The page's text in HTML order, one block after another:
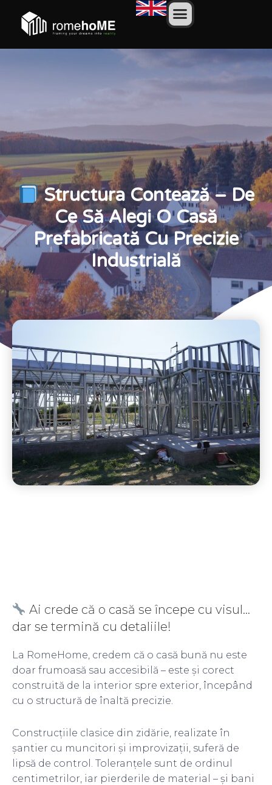
Structura Contează – De
Ce Să Alegi O Casă
Prefabricată Cu Precizie
Industrială
Ai crede că o casă se începe cu visul…
dar se termină cu detaliile!
La RomeHome, credem că o casă bună nu este
doar frumoasă sau accesibilă – este și corect
construită de la interior spre exterior, începând
cu o structură de înaltă precizie.
Construcțiile clasice din zidărie, realizate în
șantier cu muncitori și improvizații, suferă de
lipsă de control. Toleranțele sunt de ordinul
centimetrilor, iar pierderile de material – și bani